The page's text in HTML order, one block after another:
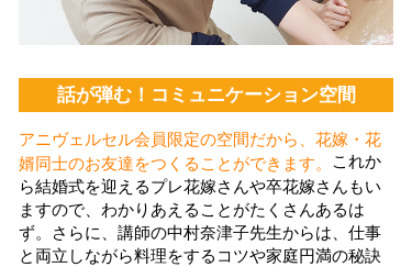
話が弾む！コミュニケーション空間
アニヴェルセル会員限定の空間だから、花嫁・花
婿同士のお友達をつくることができます。
これか
ら結婚式を迎えるプレ花嫁さんや卒花嫁さんもい
ますので、わかりあえることがたくさんあるは
ず。さらに、講師の中村奈津子先生からは、仕事
と両立しながら料理をするコツや家庭円満の秘訣